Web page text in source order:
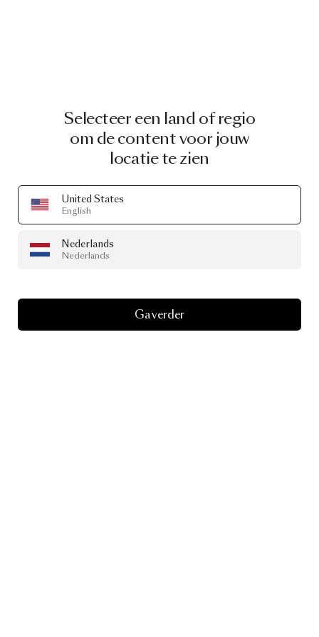
Selecteer een land of regio
om de content voor jouw
locatie te zien
United States
English
Nederlands
Nederlands
Ga verder